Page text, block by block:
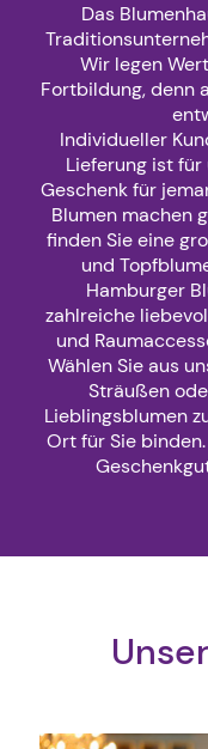
Das
Wir legen
Fortbildung, denn
Individueller
Lieferung ist
Geschenk für
Blumen machen
finden Sie eine
und
Hamburger
zahlreiche
und
Wählen Sie aus
Sträußen
Lieblingsblumen
Ort für Sie